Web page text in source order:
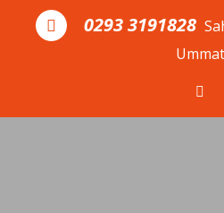
Skip to the content
0293 3191828
Ummat